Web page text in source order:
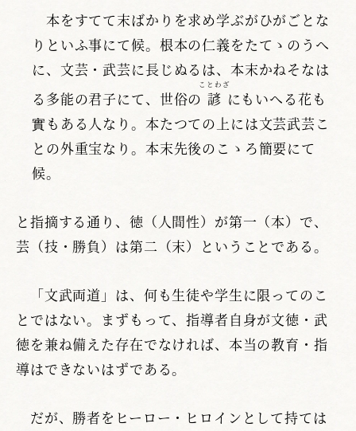
本をすてて末ばかりを求め学ぶがひがごとな
りといふ事にて候。根本の仁義をたてゝのうへ
に、文芸・武芸に長じぬるは、本末かねそなは
る多能の君子にて、世俗の 諺
ことわざ
にもいへる花も
實もある人なり。本たつての上には文芸武芸こ
との外重宝なり。本末先後のこゝろ簡要にて
候。
と指摘する通り、徳（人間性）が第一（本）で、
芸（技・勝負）は第二（末）ということである。
「文武両道」は、何も生徒や学生に限ってのこ
とではない。まずもって、指導者自身が文徳・武
徳を兼ね備えた存在でなければ、本当の教育・指
導はできないはずである。
だが、勝者をヒーロー・ヒロインとして持ては